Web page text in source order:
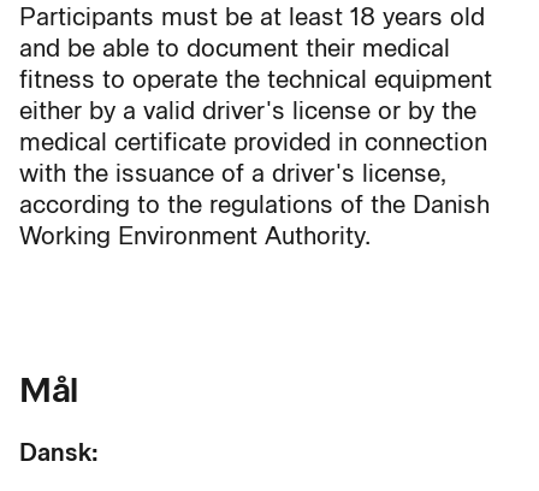
Participants must be at least 18 years old
and be able to document their medical
fitness to operate the technical equipment
either by a valid driver's license or by the
medical certificate provided in connection
with the issuance of a driver's license,
according to the regulations of the Danish
Working Environment Authority.
Mål
Dansk: